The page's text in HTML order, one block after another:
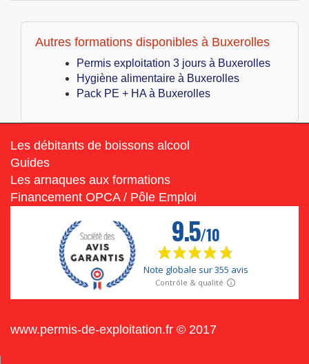
Autres formations disponibles à Buxerolles
Permis exploitation 3 jours à Buxerolles
Hygiène alimentaire à Buxerolles
Pack PE + HA à Buxerolles
Les débitants de boissons alcool
Guides
Les arnaques aux formations
Financement OPCA / Pôle Emploi
www.permis-de-exploitation.fr © 2017